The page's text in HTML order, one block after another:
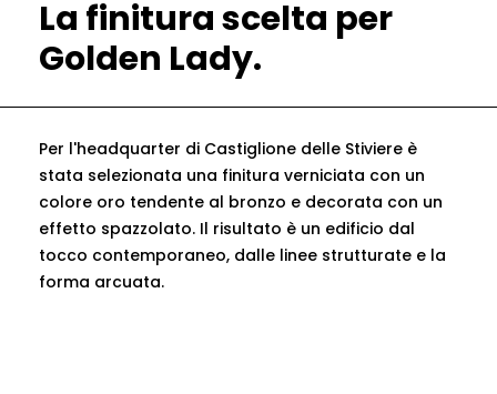
La finitura scelta per
Golden Lady.
Per l'headquarter di Castiglione delle Stiviere è
stata selezionata una finitura verniciata con un
colore oro tendente al bronzo e decorata con un
effetto spazzolato. Il risultato è un edificio dal
tocco contemporaneo, dalle linee strutturate e la
forma arcuata.